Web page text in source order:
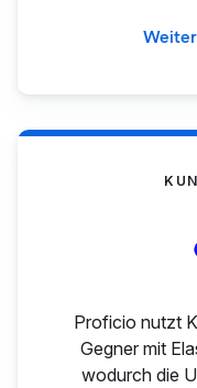
Proficio nutzt
Gegner mit
wodurch die